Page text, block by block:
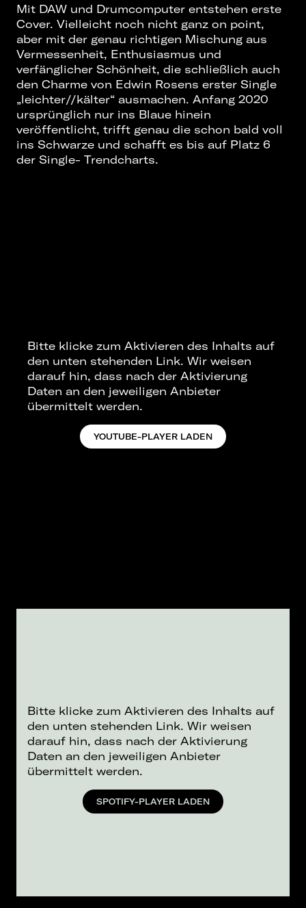
Mit DAW und Drumcomputer entstehen erste
Cover. Vielleicht noch nicht ganz on point,
aber mit der genau richtigen Mischung aus
Vermessenheit, Enthusiasmus und
verfänglicher Schönheit, die schließlich auch
den Charme von Edwin Rosens erster Single
„leichter//kälter“ ausmachen. Anfang 2020
ursprünglich nur ins Blaue hinein
veröffentlicht, trifft genau die schon bald voll
ins Schwarze und schafft es bis auf Platz 6
der Single- Trendcharts.
Bitte klicke zum Aktivieren des Inhalts auf
den unten stehenden Link. Wir weisen
darauf hin, dass nach der Aktivierung
Daten an den jeweiligen Anbieter
übermittelt werden.
YOUTUBE-PLAYER LADEN
Bitte klicke zum Aktivieren des Inhalts auf
den unten stehenden Link. Wir weisen
darauf hin, dass nach der Aktivierung
Daten an den jeweiligen Anbieter
übermittelt werden.
SPOTIFY-PLAYER LADEN